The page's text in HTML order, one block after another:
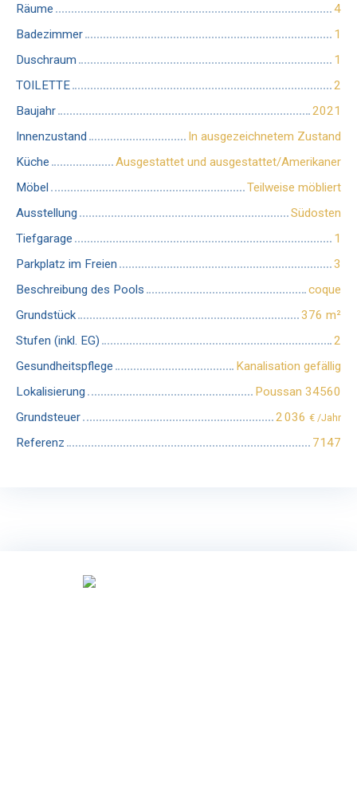
Räume
4
Badezimmer
1
Duschraum
1
TOILETTE
2
Baujahr
2021
Innenzustand
In ausgezeichnetem Zustand
Küche
Ausgestattet und ausgestattet/Amerikaner
Möbel
Teilweise möbliert
Ausstellung
Südosten
Tiefgarage
1
Parkplatz im Freien
3
Beschreibung des Pools
coque
Grundstück
376 m²
Stufen (inkl. EG)
2
Gesundheitspflege
Kanalisation gefällig
Lokalisierung
Poussan 34560
Grundsteuer
2 036 € /Jahr
Referenz 7147